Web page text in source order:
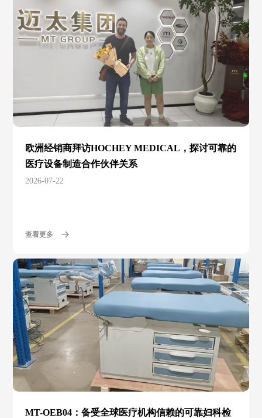
欧洲经销商拜访HOCHEY MEDICAL，探讨可靠的
医疗设备制造合作伙伴关系
2026-07-22
查看更多
MT-OEB04：备受全球医疗机构信赖的可靠妇科检